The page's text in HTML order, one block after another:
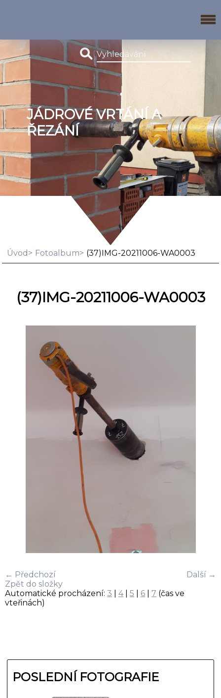
JÁDROVÉ VRTÁNÍ A
ŘEZÁNÍ
Úvod Fotoalbum (37)IMG-20211006-WA0003
(37)IMG-20211006-WA0003
← Předchozí
Další →
Zpět do složky
Automatické procházení: 3 4| 5 6 7 (čas ve
vteřinách)
POSLEDNÍ FOTOGRAFIE